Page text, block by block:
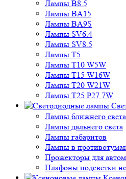
Лампы BA9S
Лампы SV6.4
Лампы SV8.5
Лампы T5
Лампы T10 W5W
Лампы T15 W16W
Лампы T20 W21W
Лампы T25 P27 7W
Лампы ближнего света
Лампы дальнего света
Лампы габаритов
Лампы в
Прожекторы для
Плафоны подсветки
Линзы в